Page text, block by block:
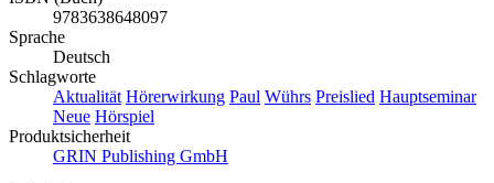
9783638648097
Sprache
Deutsch
Schlagworte
Aktualität Hörerwirkung Paul Wührs Preislied Hauptseminar
Neue Hörspiel
Produktsicherheit
GRIN Publishing GmbH